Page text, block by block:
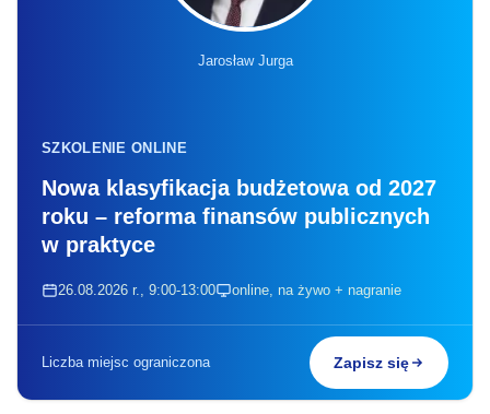
Jarosław Jurga
SZKOLENIE ONLINE
Nowa klasyfikacja budżetowa od 2027
roku – reforma finansów publicznych
w praktyce
26.08.2026 r., 9:00-13:00 online, na żywo + nagranie
Liczba miejsc ograniczona Zapisz się